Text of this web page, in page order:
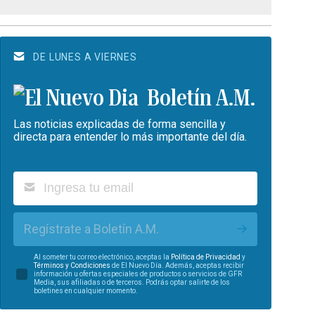
DE LUNES A VIERNES
Boletín A.M.
Las noticias explicadas de forma sencilla y
directa para entender lo más importante del día.
Regístrate a Boletín A.M.
Al someter tu correo electrónico, aceptas la Política de Privacidad y
Términos y Condiciones de El Nuevo Día. Además, aceptas recibir
información u ofertas especiales de productos o servicios de GFR
Media, sus afiliadas o de terceros. Podrás optar salirte de los
boletines en cualquier momento.